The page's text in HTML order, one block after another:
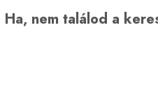
Ha, nem találod a